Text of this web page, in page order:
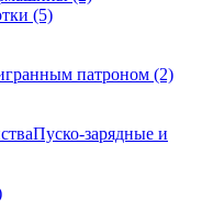
(5)
патроном (2)
Пуско-зарядные и